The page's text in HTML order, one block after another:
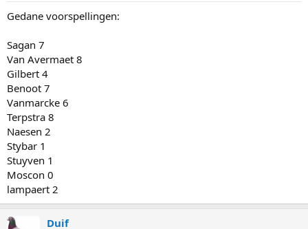
Gedane voorspellingen:
Sagan 7
Van Avermaet 8
Gilbert 4
Benoot 7
Vanmarcke 6
Terpstra 8
Naesen 2
Stybar 1
Stuyven 1
Moscon 0
lampaert 2
Duif